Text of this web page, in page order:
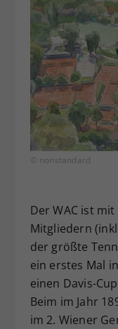
© nonstandard
Der WAC ist
Mitgliedern
der größte
ein erstes Mal
einen Davis-
Beim im Jahr
im 2. Wiener